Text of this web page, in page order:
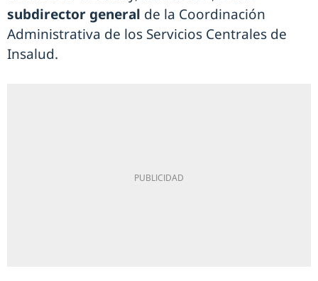
subdirector general de la Coordinación
Administrativa de los Servicios Centrales de
Insalud.